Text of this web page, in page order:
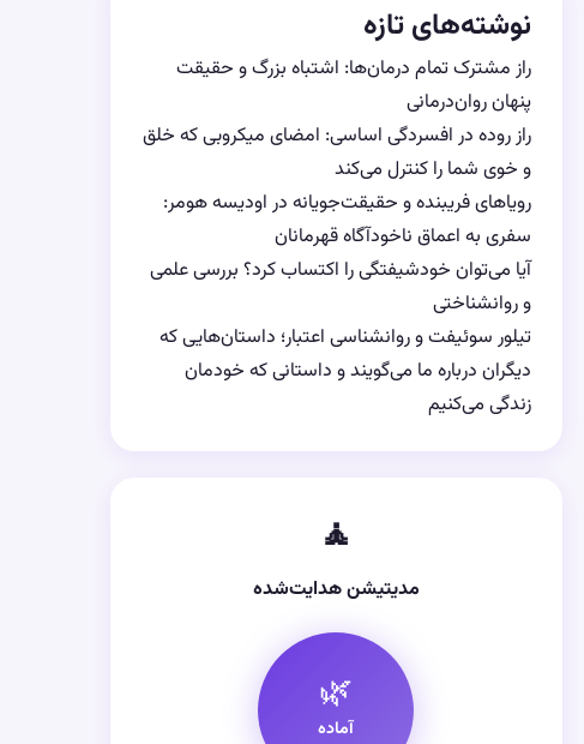
نوشته‌های تازه
راز مشترک تمام درمان‌ها: اشتباه بزرگ و حقیقت
پنهان روان‌درمانی
راز روده در افسردگی اساسی: امضای میکروبی که خلق
و خوی شما را کنترل می‌کند
رویاهای فریبنده و حقیقت‌جویانه در اودیسه هومر:
سفری به اعماق ناخودآگاه قهرمانان
آیا می‌توان خودشیفتگی را اکتساب کرد؟ بررسی علمی
و روانشناختی
تیلور سوئیفت و روانشناسی اعتبار؛ داستان‌هایی که
دیگران درباره ما می‌گویند و داستانی که خودمان
زندگی می‌کنیم
🧘
مدیتیشن هدایت‌شده
🌿
آماده